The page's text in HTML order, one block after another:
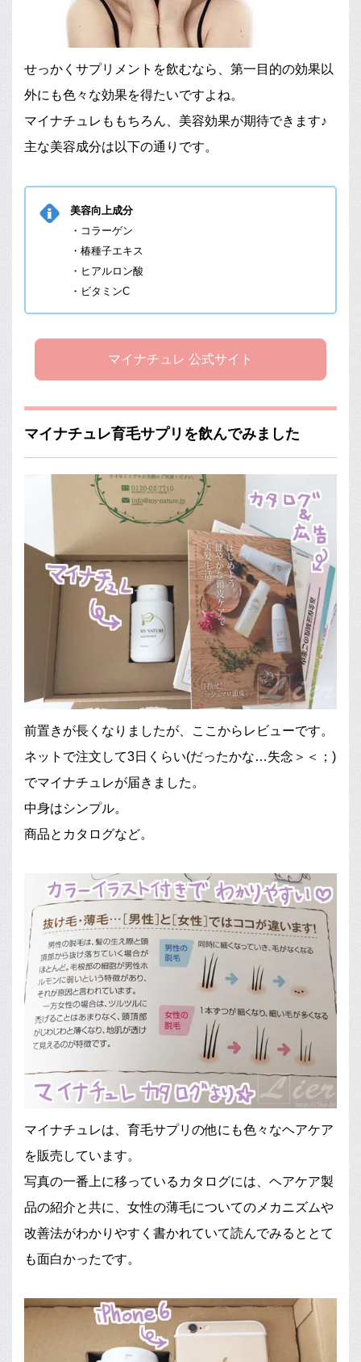
せっかくサプリメントを飲むなら、第一目的の効果以
外にも色々な効果を得たいですよね。
マイナチュレももちろん、美容効果が期待できます♪
主な美容成分は以下の通りです。
美容向上成分
・コラーゲン
・椿種子エキス
・ヒアルロン酸
・ビタミンC
マイナチュレ 公式サイト
マイナチュレ育毛サプリを飲んでみました
前置きが長くなりましたが、ここからレビューです。
ネットで注文して3日くらい(だったかな…失念＞＜；)
でマイナチュレが届きました。
中身はシンプル。
商品とカタログなど。
マイナチュレは、育毛サプリの他にも色々なヘアケア
を販売しています。
写真の一番上に移っているカタログには、ヘアケア製
品の紹介と共に、女性の薄毛についてのメカニズムや
改善法がわかりやすく書かれていて読んでみるととて
も面白かったです。